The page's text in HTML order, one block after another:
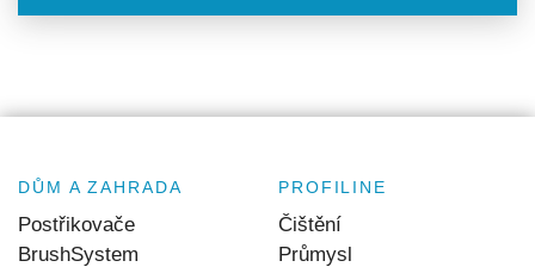
DŮM A ZAHRADA
Postřikovače
BrushSystem
PROFILINE
Čištění
Průmysl